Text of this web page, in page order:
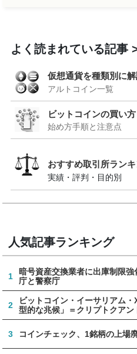
よく読まれている記事
仮想通貨を種類別に
アルトコイン一覧
ビットコインの買い方
始め方手順と注意点
おすすめ取引所ラン
実績・評判・目的別
人気記事ランキング
1
暗号資産交換業者に出庫制限
庁と警察庁
2
ビットコイン・イーサリアム
型的な兆候」＝クリプトクアン
3 コインチェック、1銘柄の上場